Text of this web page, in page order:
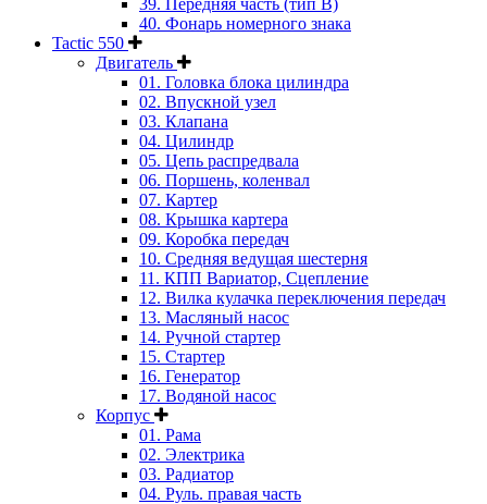
39. Передняя часть (тип B)
40. Фонарь номерного знака
Tactic 550
Двигатель
01. Головка блока цилиндра
02. Впускной узел
03. Клапана
04. Цилиндр
05. Цепь распредвала
06. Поршень, коленвал
07. Картер
08. Крышка картера
09. Коробка передач
10. Средняя ведущая шестерня
11. КПП Вариатор, Сцепление
12. Вилка кулачка переключения передач
13. Масляный насос
14. Ручной стартер
15. Стартер
16. Генератор
17. Водяной насос
Корпус
01. Рама
02. Электрика
03. Радиатор
04. Руль. правая часть